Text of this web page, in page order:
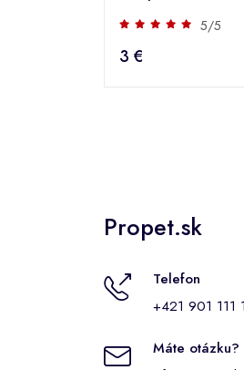
5/5
3 €
Propet.sk
Telefon
+421 901 111
Máte